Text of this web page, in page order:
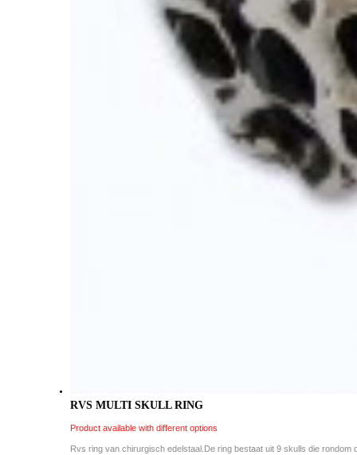
RVS MULTI SKULL RING
Product available with different options
Rvs ring van chirurgisch edelstaal.De ring bestaat uit 9 skulls die rondom